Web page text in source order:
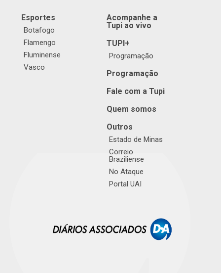
Esportes
Botafogo
Flamengo
Fluminense
Vasco
Acompanhe a
Tupi ao vivo
TUPI+
Programação
Programação
Fale com a Tupi
Quem somos
Outros
Estado de Minas
Correio
Braziliense
No Ataque
Portal UAI